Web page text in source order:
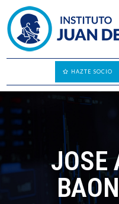
HAZTE SOCIO
JOSE